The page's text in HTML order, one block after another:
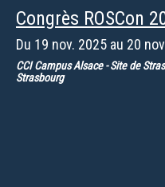
Congrès ROSCon
Du 19 nov. 2025 au 20
CCI Campus Alsace - Site de
Strasbourg